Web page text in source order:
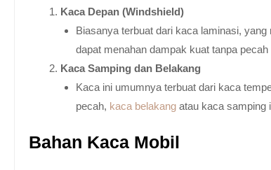
Kaca Depan (Windshield)
Biasanya terbuat dari kaca laminasi,
dapat menahan dampak kuat tanpa pecah
Kaca Samping dan Belakang
Kaca ini umumnya terbuat dari kaca
pecah, kaca belakang atau kaca samping
Bahan Kaca Mobil